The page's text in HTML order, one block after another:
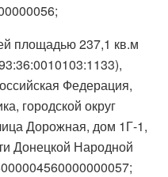
площадью 237,1 кв.м
Федерация,
городской округ
Дорожная, дом 1Г-1,
Донецкой Народной